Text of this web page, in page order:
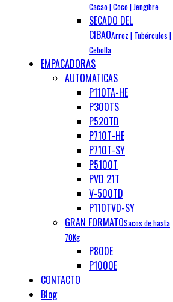
Cacao | Coco | Jengibre
SECADO DEL
CIBAOArroz | Tubérculos |
Cebolla
EMPACADORAS
AUTOMATICAS
P110TA-HE
P300TS
P520TD
P710T-HE
P710T-SY
P5100T
PVD 21T
V-500TD
P110TVD-SY
GRAN FORMATOSacos de hasta
70Kg
P800E
P1000E
CONTACTO
Blog